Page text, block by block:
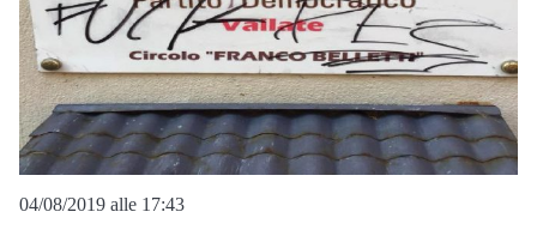
04/08/2019 alle 17:43